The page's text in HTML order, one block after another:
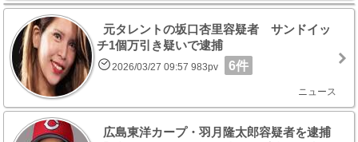
元タレントの坂口杏里容疑者 サンドイッ
チ1個万引き疑いで逮捕
2026/03/27 09:57 983pv 6件
ニュース
広島東洋カープ・羽月隆太郎容疑者を逮捕